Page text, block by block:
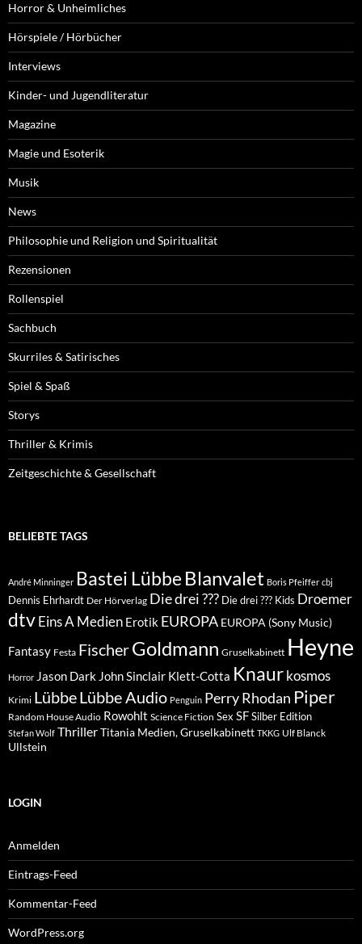
Horror & Unheimliches
Hörspiele / Hörbücher
Interviews
Kinder- und Jugendliteratur
Magazine
Magie und Esoterik
Musik
News
Philosophie und Religion und Spiritualität
Rezensionen
Rollenspiel
Sachbuch
Skurriles & Satirisches
Spiel & Spaß
Storys
Thriller & Krimis
Zeitgeschichte & Gesellschaft
BELIEBTE TAGS
André Minninger Bastei Lübbe Blanvalet Boris Pfeiffer cbj
Dennis Ehrhardt Der Hörverlag Die drei ??? Die drei ??? Kids Droemer
dtvEins A Medien Erotik EUROPA EUROPA (Sony Music)
Fantasy Festa FischerGoldmann Gruselkabinett Heyne
Horror Jason Dark John Sinclair Klett-Cotta Knaur kosmos
Krimi LübbeLübbe Audio Penguin Perry Rhodan Piper
Random House Audio Rowohlt Science Fiction Sex SFSilber Edition
Stefan Wolf ThrillerTitania Medien, Gruselkabinett TKKG Ulf Blanck
Ullstein
LOGIN
Anmelden
Eintrags-Feed
Kommentar-Feed
WordPress.org